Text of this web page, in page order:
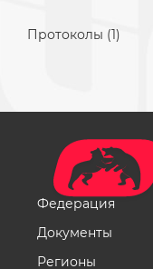
Протоколы (1)
Федерация
Документы
Регионы